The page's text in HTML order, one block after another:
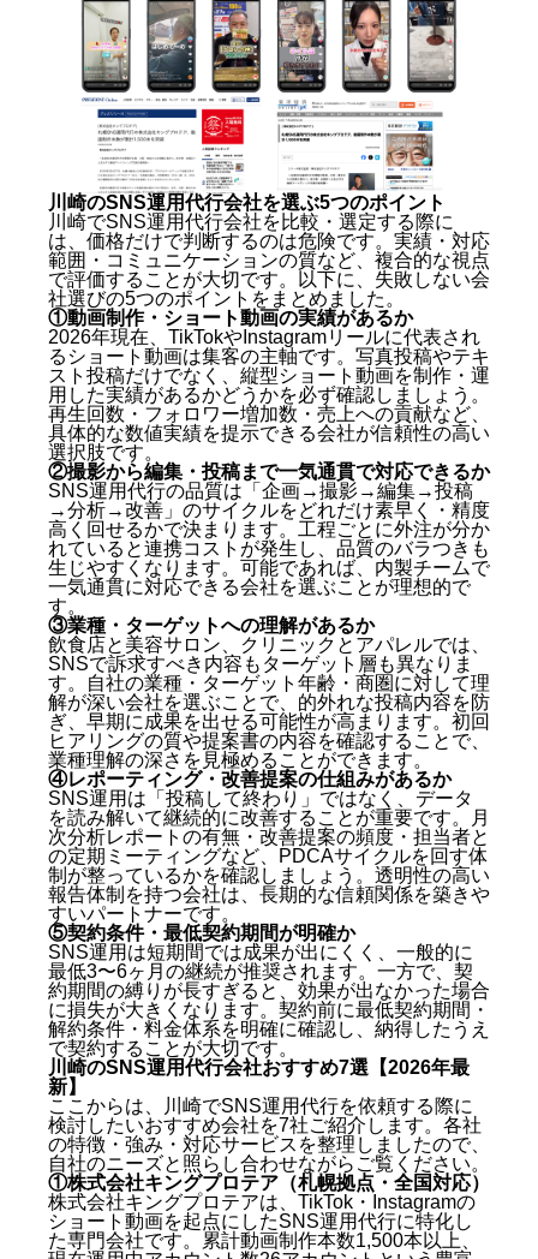
川崎のSNS運用代行会社を選ぶ5つのポイント
川崎でSNS運用代行会社を比較・選定する際に
は、価格だけで判断するのは危険です。実績・対応
範囲・コミュニケーションの質など、複合的な視点
で評価することが大切です。以下に、失敗しない会
社選びの5つのポイントをまとめました。
①動画制作・ショート動画の実績があるか
2026年現在、TikTokやInstagramリールに代表され
るショート動画は集客の主軸です。写真投稿やテキ
スト投稿だけでなく、縦型ショート動画を制作・運
用した実績があるかどうかを必ず確認しましょう。
再生回数・フォロワー増加数・売上への貢献など、
具体的な数値実績を提示できる会社が信頼性の高い
選択肢です。
②撮影から編集・投稿まで一気通貫で対応できるか
SNS運用代行の品質は「企画→撮影→編集→投稿
→分析→改善」のサイクルをどれだけ素早く・精度
高く回せるかで決まります。工程ごとに外注が分か
れていると連携コストが発生し、品質のバラつきも
生じやすくなります。可能であれば、内製チームで
一気通貫に対応できる会社を選ぶことが理想的で
す。
③業種・ターゲットへの理解があるか
飲食店と美容サロン、クリニックとアパレルでは、
SNSで訴求すべき内容もターゲット層も異なりま
す。自社の業種・ターゲット年齢・商圏に対して理
解が深い会社を選ぶことで、的外れな投稿内容を防
ぎ、早期に成果を出せる可能性が高まります。初回
ヒアリングの質や提案書の内容を確認することで、
業種理解の深さを見極めることができます。
④レポーティング・改善提案の仕組みがあるか
SNS運用は「投稿して終わり」ではなく、データ
を読み解いて継続的に改善することが重要です。月
次分析レポートの有無・改善提案の頻度・担当者と
の定期ミーティングなど、PDCAサイクルを回す体
制が整っているかを確認しましょう。透明性の高い
報告体制を持つ会社は、長期的な信頼関係を築きや
すいパートナーです。
⑤契約条件・最低契約期間が明確か
SNS運用は短期間では成果が出にくく、一般的に
最低3〜6ヶ月の継続が推奨されます。一方で、契
約期間の縛りが長すぎると、効果が出なかった場合
に損失が大きくなります。契約前に最低契約期間・
解約条件・料金体系を明確に確認し、納得したうえ
で契約することが大切です。
川崎のSNS運用代行会社おすすめ7選【2026年最
新】
ここからは、川崎でSNS運用代行を依頼する際に
検討したいおすすめ会社を7社ご紹介します。各社
の特徴・強み・対応サービスを整理しましたので、
自社のニーズと照らし合わせながらご覧ください。
①株式会社キングプロテア（札幌拠点・全国対応）
株式会社キングプロテアは、TikTok・Instagramの
ショート動画を起点にしたSNS運用代行に特化し
た専門会社です。累計動画制作本数1,500本以上、